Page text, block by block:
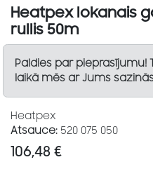
Heatpex lokanais
rullis 50m
Paldies par pieprasījumu!
laikā mēs ar Jums
Heatpex
Atsauce: 520 075 050
106,48 €